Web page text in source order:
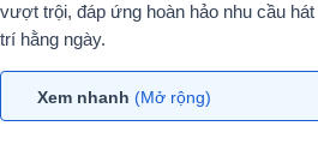
vượt trội, đáp ứng hoàn hảo nhu cầu
trí hằng ngày.
Xem nhanh (Mở rộng)